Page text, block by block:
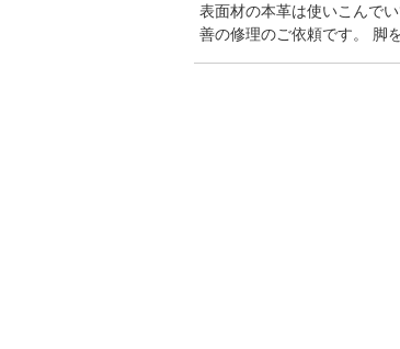
表面材の本革は使いこんで
善の修理のご依頼です。 脚